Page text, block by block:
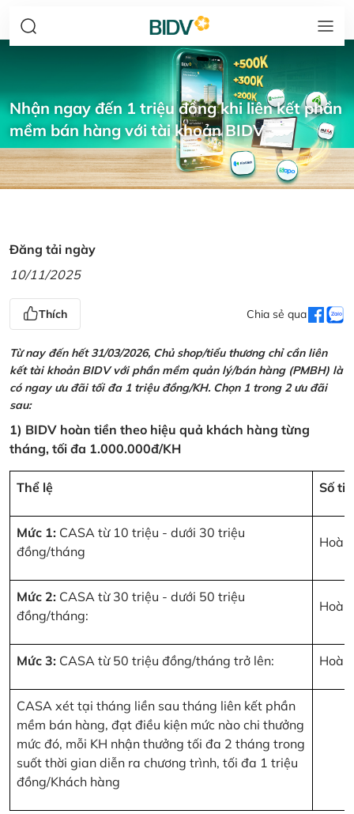
Nhận ngay đến 1 triệu đồng khi liên kết phần
mềm bán hàng với tài khoản BIDV
Đăng tải ngày
10/11/2025
Thích Chia sẻ qua
Từ nay đến hết 31/03/2026, Chủ shop/tiểu thương chỉ cần liên
kết tài khoản BIDV với phần mềm quản lý/bán hàng (PMBH) là
có ngay ưu đãi tối đa 1 triệu đồng/KH. Chọn 1 trong 2 ưu đãi
sau:
1) BIDV hoàn tiền theo hiệu quả khách hàng từng
tháng, tối đa 1.000.000đ/KH
Thể lệ Số
Mức 1: CASA từ 10 triệu - dưới 30 triệu
đồng/tháng
Mức 2: CASA từ 30 triệu - dưới 50 triệu
đồng/tháng:
Mức 3: CASA từ 50 triệu đồng/tháng trở lên:
CASA xét tại tháng liền sau tháng liên kết phần
mềm bán hàng, đạt điều kiện mức nào chi thưởng
mức đó, mỗi KH nhận thưởng tối đa 2 tháng trong
suốt thời gian diễn ra chương trình, tối đa 1 triệu
đồng/Khách hàng